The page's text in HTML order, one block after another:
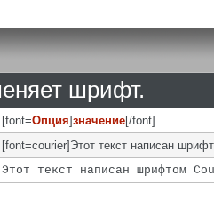
шрифт.
[font=Опция]значение[/font]
[font=courier]Этот текст написан
Этот текст написан шрифтом